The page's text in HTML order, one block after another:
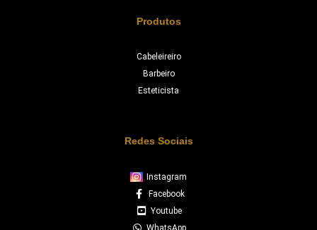
Produtos
Cabeleireiro
Barbeiro
Esteticista
Redes Sociais
Instagram
Facebook
Youtube